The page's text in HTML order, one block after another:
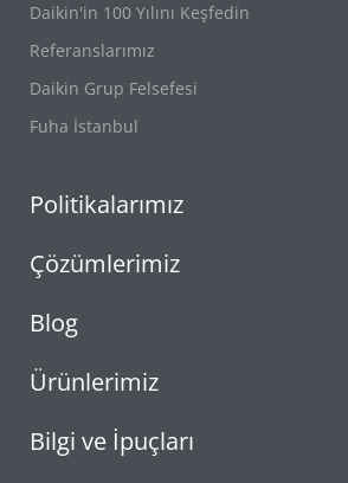
Daikin'in 100 Yılını Keşfedin
Referanslarımız
Daikin Grup Felsefesi
Fuha İstanbul
Politikalarımız
Çözümlerimiz
Blog
Ürünlerimiz
Bilgi ve İpuçları